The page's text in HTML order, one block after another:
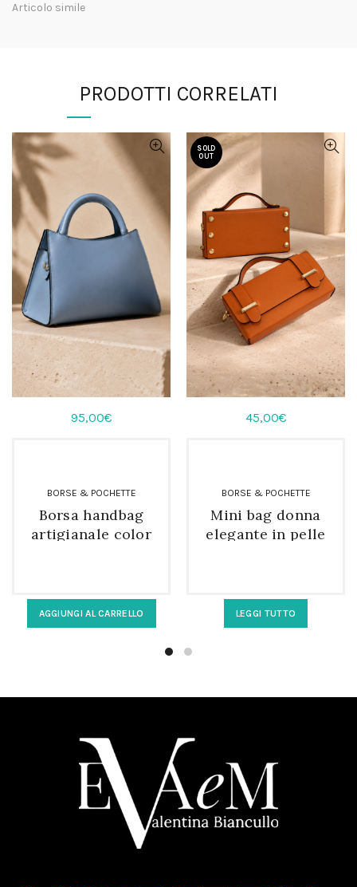
Articolo simile
PRODOTTI CORRELATI
95,00€
BORSE & POCHETTE
Borsa handbag
artigianale color
AGGIUNGI AL CARRELLO
SOLD
OUT
45,00€
BORSE & POCHETTE
Mini bag donna
elegante in pelle
LEGGI TUTTO